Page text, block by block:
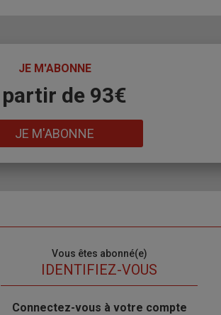
JE M'ABONNE
de 93€
JE M'ABONNE
Vous êtes abonné(e)
IDENTIFIEZ-VOUS
Body
Connectez-vous à votre compte